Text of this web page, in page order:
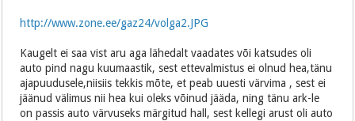
http://www.zone.ee/gaz24/volga2.JPG
Kaugelt ei saa vist aru aga lähedalt vaadates või katsudes oli
auto pind nagu kuumaastik, sest ettevalmistus ei olnud hea,tänu
ajapuudusele,niisiis tekkis mõte, et peab uuesti värvima , sest ei
jäänud välimus nii hea kui oleks võinud jääda, ning tänu ark-le
on passis auto värvuseks märgitud hall, sest kellegi arust oli auto